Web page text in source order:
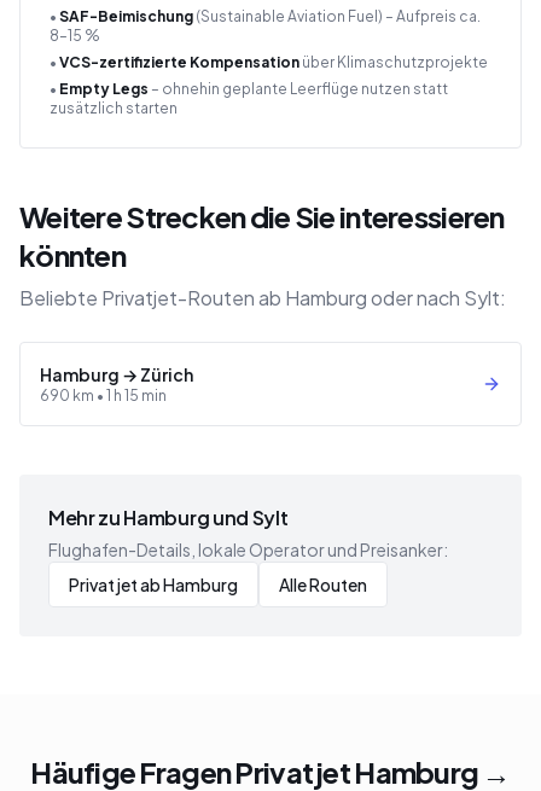
• SAF-Beimischung (Sustainable Aviation Fuel) – Aufpreis ca.
8–15 %
• VCS-zertifizierte Kompensation über Klimaschutzprojekte
• Empty Legs – ohnehin geplante Leerflüge nutzen statt
zusätzlich starten
Weitere Strecken die Sie interessieren
könnten
Beliebte Privatjet-Routen ab Hamburg oder nach Sylt:
Hamburg → Zürich
690 km • 1 h 15 min
Mehr zu Hamburg und Sylt
Flughafen-Details, lokale Operator und Preisanker:
Privatjet ab Hamburg
Alle Routen
Häufige Fragen Privatjet Hamburg →